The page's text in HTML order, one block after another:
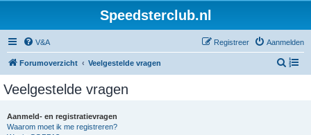
Speedsterclub.nl
V&A Aanmelden
Registreer
Forumoverzicht Veelgestelde vragen
Z
Veelgestelde vragen
Aanmeld- en registratievragen
Waarom moet ik me registreren?